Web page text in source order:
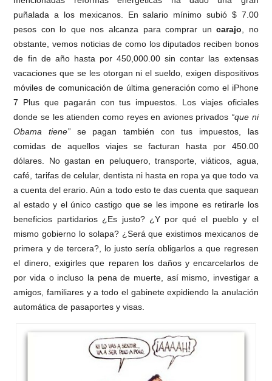
puñalada a los mexicanos. En salario mínimo subió $ 7.00
pesos con lo que nos alcanza para comprar uncarajo, no
obstante, vemos noticias de como los diputados reciben bonos
de fin de año hasta por 450,000.00 sin contar las extensas
vacaciones que se les otorgan ni el sueldo, exigen dispositivos
móviles de comunicación de última generación como el iPhone
7 Plus que pagarán con tus impuestos. Los viajes oficiales
donde se les atienden como reyes en aviones privados “que ni
Obama tiene” se pagan también con tus impuestos, las
comidas de aquellos viajes se facturan hasta por 450.00
dólares. No gastan en peluquero, transporte, viáticos, agua,
café, tarifas de celular, dentista ni hasta en ropa ya que todo va
a cuenta del erario. Aún a todo esto te das cuenta que saquean
al estado y el único castigo que se les impone es retirarle los
beneficios partidarios ¿Es justo? ¿Y por qué el pueblo y el
mismo gobierno lo solapa? ¿Será que existimos mexicanos de
primera y de tercera?, lo justo sería obligarlos a que regresen
el dinero, exigirles que reparen los daños y encarcelarlos de
por vida o incluso la pena de muerte, así mismo, investigar a
amigos, familiares y a todo el gabinete expidiendo la anulación
automática de pasaportes y visas.